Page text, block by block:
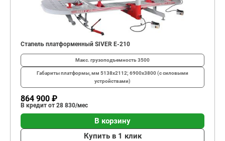
Стапель платформенный SIVER E-210
Макс. грузоподъемность3500
Габариты платформы, мм 5138х2112; 6900х3800 (с силовыми
устройствами)
864 900 ₽
В кредит от 28 830/мес
В корзину
Купить в 1 клик